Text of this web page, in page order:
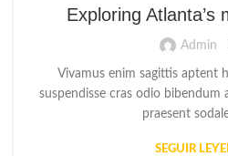
Exploring Atlanta’s
Admin
Vivamus enim sagittis aptent
suspendisse cras odio bibendum
praesent
SEGUIR